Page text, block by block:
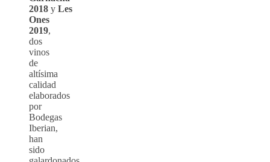
2018 y Les
Ones
2019,
dos
vinos
de
altísima
calidad
elaborados
por
Bodegas
Iberian,
han
sido